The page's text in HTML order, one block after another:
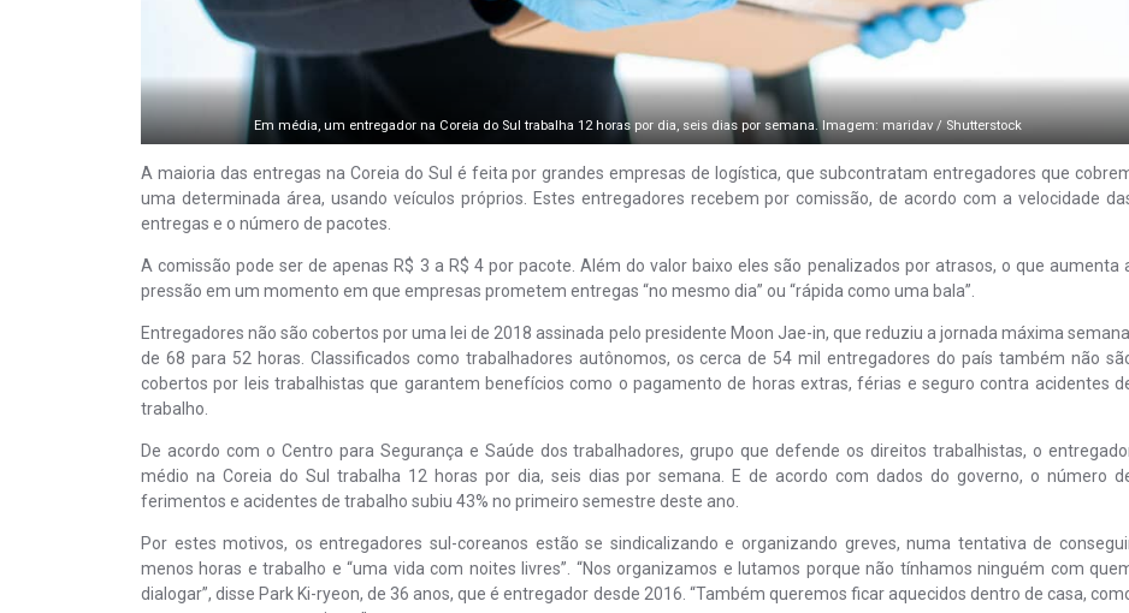
Em média, um entregador na Coreia do Sul trabalha 12 horas por dia, seis dias por semana. Imagem: maridav / Shutterstock
A maioria das entregas na Coreia do Sul é feita por grandes empresas de logística, que subcontratam entregadores que
uma determinada área, usando veículos próprios. Estes entregadores recebem por comissão, de acordo com a velocidade
entregas e o número de pacotes.
A comissão pode ser de apenas R$ 3 a R$ 4 por pacote. Além do valor baixo eles são penalizados por atrasos, o que aumenta
pressão em um momento em que empresas prometem entregas “no mesmo dia” ou “rápida como uma bala”.
Entregadores não são cobertos por uma lei de 2018 assinada pelo presidente Moon Jae-in, que reduziu a jornada máxima semanal
de 68 para 52 horas. Classificados como trabalhadores autônomos, os cerca de 54 mil entregadores do país também não
cobertos por leis trabalhistas que garantem benefícios como o pagamento de horas extras, férias e seguro contra acidentes
trabalho.
De acordo com o Centro para Segurança e Saúde dos trabalhadores, grupo que defende os direitos trabalhistas, o
médio na Coreia do Sul trabalha 12 horas por dia, seis dias por semana. E de acordo com dados do governo, o número
ferimentos e acidentes de trabalho subiu 43% no primeiro semestre deste ano.
Por estes motivos, os entregadores sul-coreanos estão se sindicalizando e organizando greves, numa tentativa de
menos horas e trabalho e “uma vida com noites livres”. “Nos organizamos e lutamos porque não tínhamos ninguém com
dialogar”, disse Park Ki-ryeon, de 36 anos, que é entregador desde 2016. “Também queremos ficar aquecidos dentro de casa,